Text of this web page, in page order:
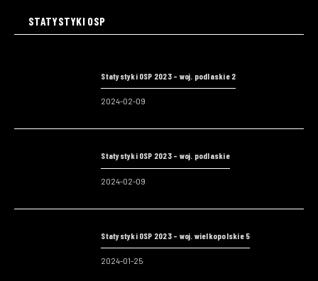
STATYSTYKI OSP
Statystyki OSP 2023 – woj. podlaskie 2
2024-02-09
Statystyki OSP 2023 – woj. podlaskie
2024-02-09
Statystyki OSP 2023 – woj. wielkopolskie 5
2024-01-25